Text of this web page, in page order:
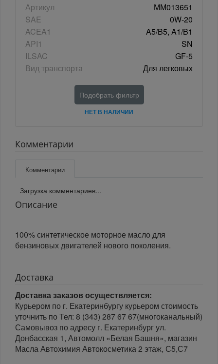
Артикул
ММ013651
SAE
0W-20
ACEA1
A5/B5, A1/B1
API1
SN
ILSAC
GF-5
Вид транспорта
Для легковых
Подобрать фильтр
НЕТ В НАЛИЧИИ
Комментарии
Комментарии
Загрузка комментариев...
Описание
100% синтетическое моторное масло для
бензиновых двигателей нового поколения.
Доставка
Доставка заказов осуществляется:
Курьером по г. Екатеринбургу курьером стоимость
уточнить по Тел: 8 (343) 287 67 67(многоканальный)
Самовывоз по адресу г. Екатеринбург ул.
Донбасская 1, Автомолл «Белая Башня», магазин
Масла Автохимия Автокосметика 2 этаж, С5,С7